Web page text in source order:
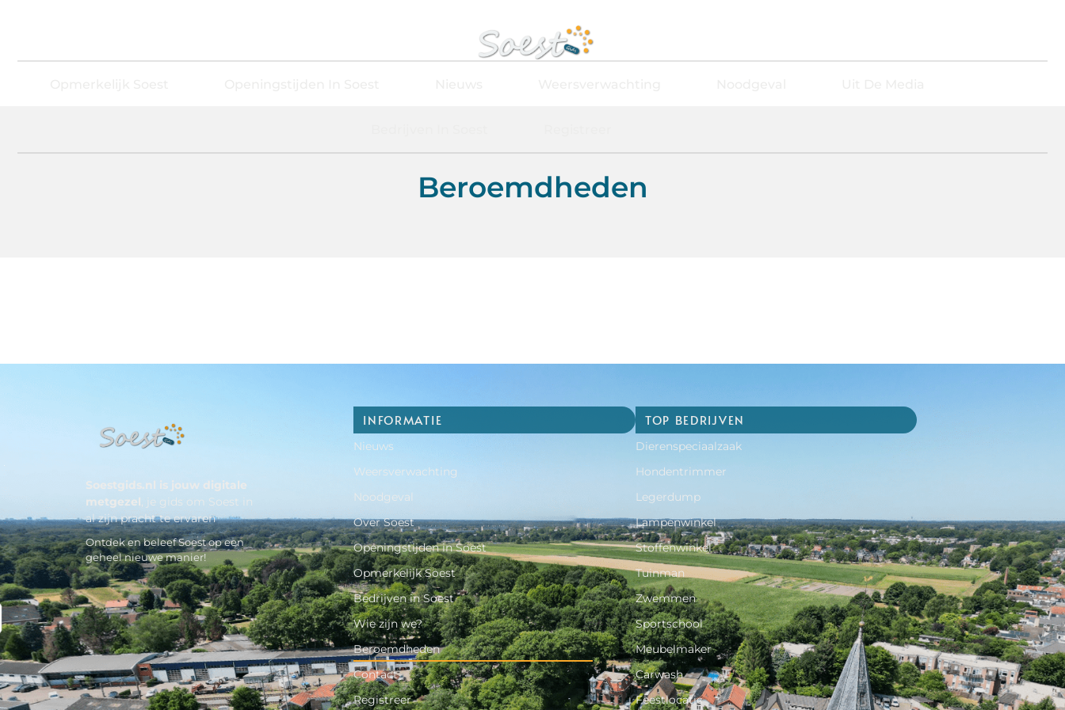
Beroemdheden
Soestgids.nl is jouw digitale
metgezel, je gids om Soest in
al zijn pracht te ervaren
Ontdek en beleef Soest op een
geheel nieuwe manier!
INFORMATIE
Nieuws
Weersverwachting
Noodgeval
Over Soest
Openingstijden in Soest
Opmerkelijk Soest
Bedrijven in Soest
Wie zijn we?
Beroemdheden
Contact
Registreer
TOP BEDRIJVEN
Dierenspeciaalzaak
Hondentrimmer
Legerdump
Lampenwinkel
Stoffenwinkel
Tuinman
Zwemmen
Sportschool
Meubelmaker
Carwash
Feestlocatie